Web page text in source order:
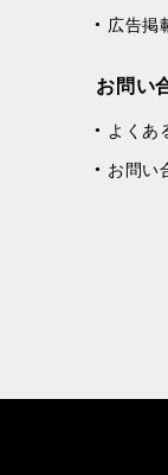
広告掲
お問い
よくあ
お問い